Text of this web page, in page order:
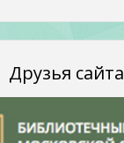
Друзья сайта